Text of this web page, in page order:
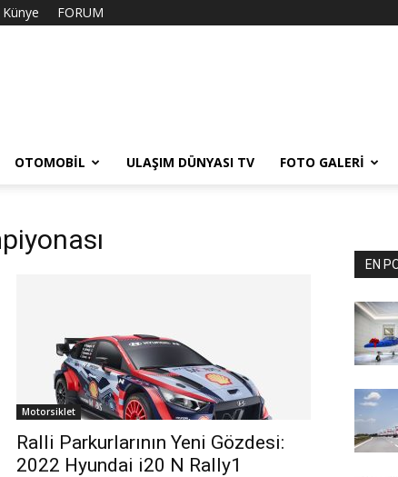
Künye FORUM
OTOMOBIL ULAŞIM DÜNYASI TV FOTO GALERI
Motorsiklet
Ralli Parkurlarının Yeni Gözdesi:
2022 Hyundai i20 N Rally1
EN